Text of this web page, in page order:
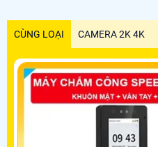
CÙNG LOẠI CAMERA 2K 4K